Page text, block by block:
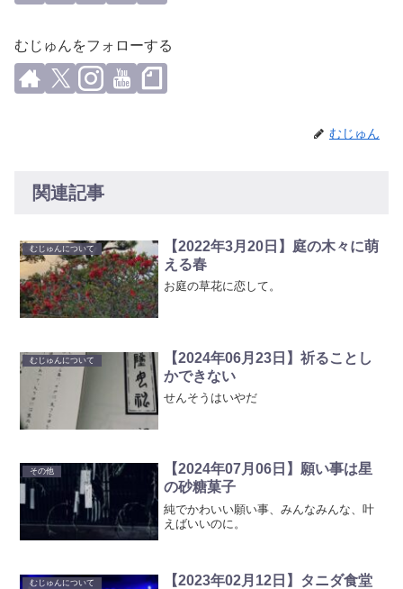
むじゅんをフォローする
むじゅん
関連記事
むじゅんについて
【2022年3月20日】庭の木々に萌
える春
お庭の草花に恋して。
むじゅんについて
【2024年06月23日】祈ることし
かできない
せんそうはいやだ
その他
【2024年07月06日】願い事は星
の砂糖菓子
純でかわいい願い事、みんなみんな、叶
えばいいのに。
むじゅんについて
【2023年02月12日】タニダ食堂